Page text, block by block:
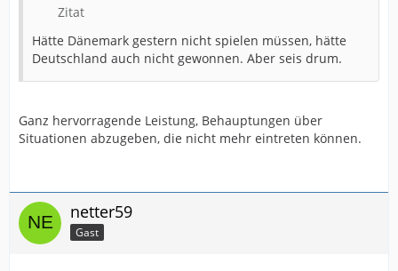
Zitat
Hätte Dänemark gestern nicht spielen müssen, hätte
Deutschland auch nicht gewonnen. Aber seis drum.
Ganz hervorragende Leistung, Behauptungen über
Situationen abzugeben, die nicht mehr eintreten können.
netter59
Gast